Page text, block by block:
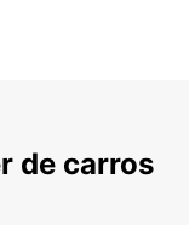
de carros